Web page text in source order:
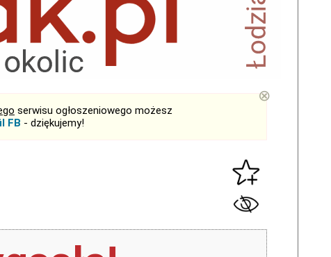
serwisu ogłoszeniowego możesz
FB - dziękujemy!
⊗